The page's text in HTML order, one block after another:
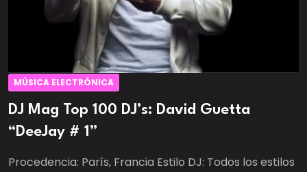
MÚSICA ELECTRÓNICA
DJ Mag Top 100 DJ’s: David Guetta
“DeeJay # 1”
Procedencia: París, Francia Estilo DJ: Todos los estilos